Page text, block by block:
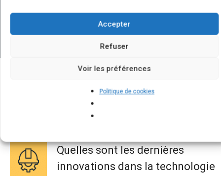
Accepter
Refuser
Voir les préférences
Politique de cookies
Quelques infos sur nos centrales
solaires : questions et réponses
Quelles sont les dernières
innovations dans la technologie